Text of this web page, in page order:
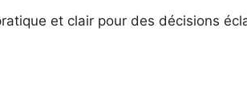
et clair pour des décisions